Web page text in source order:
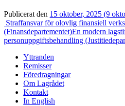
Publicerat den 15 oktober, 2025 (9
Inläggsnavigering
Straffansvar för olovlig finansiell
(Finansdepartementet)En modern
personuppgiftsbehandling
Yttranden
Remisser
Föredragningar
Om Lagrådet
Kontakt
In English